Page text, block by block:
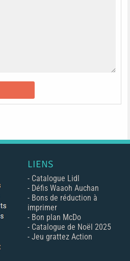
LIENS
- Catalogue Lidl
- Défis Waaoh Auchan
- Bons de réduction à
imprimer
- Bon plan McDo
- Catalogue de Noël 2025
- Jeu grattez Action